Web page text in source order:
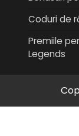
Coduri de
Premiile
Legends